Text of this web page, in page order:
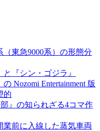
東急9000系）の形態分
『シン・ゴジラ』
Nozomi Entertainment 版
的
』の知られざる4コマ作
前に入線した蒸気車両